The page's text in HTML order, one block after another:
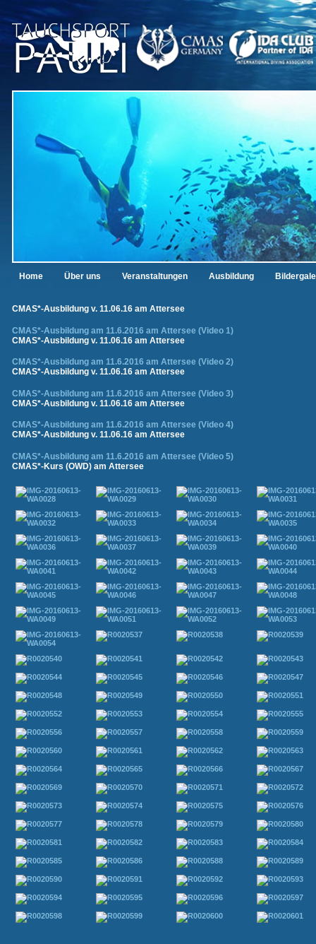
Home Über uns Veranstaltungen Ausbildung
CMAS*-Ausbildung v. 11.06.16 am Attersee
CMAS*-Ausbildung am 11.6.2016 am Attersee (Video 1)
CMAS*-Ausbildung v. 11.06.16 am Attersee
CMAS*-Ausbildung am 11.6.2016 am Attersee (Video 2)
CMAS*-Ausbildung v. 11.06.16 am Attersee
CMAS*-Ausbildung am 11.6.2016 am Attersee (Video 3)
CMAS*-Ausbildung v. 11.06.16 am Attersee
CMAS*-Ausbildung am 11.6.2016 am Attersee (Video 4)
CMAS*-Ausbildung v. 11.06.16 am Attersee
CMAS*-Ausbildung am 11.6.2016 am Attersee (Video 5)
CMAS*-Kurs (OWD) am Attersee